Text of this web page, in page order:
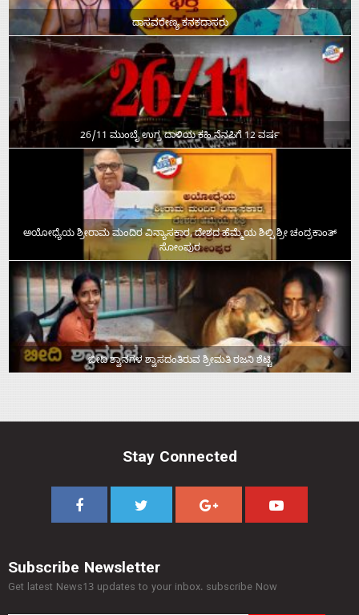
ದಾಸವರೇಣ್ಯ ಕನಕದಾಸರು
26/11 ಮುಂಬೈ ಉಗ್ರ ದಾಳಿಯ ಕಹಿ ನೆನಪಿಗೆ 12 ವರ್ಷ
ಅಯೋಧ್ಯೆಯ ಶ್ರೀರಾಮ ಮಂದಿರ ವಿನ್ಯಾಸಕಾರ, ದೇಶದ ಹೆಮ್ಮೆಯ ಶಿಲ್ಪಿ ಶ್ರೀ ಚಂದ್ರಕಾಂತ್‌
ಸೋಂಪುರ
ಬೀದಿ ಶ್ವಾನಗಳ ಶ್ವಾಸದಂತಿರುವ ಶ್ರೀಮತಿ ರಜನಿ ಶೆಟ್ಟಿ
Stay Connected
Subscribe Newsletter
Get latest News13 updates to your inbox. subscribe Now